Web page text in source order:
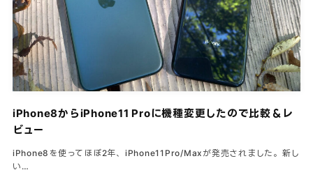
iPhone8からiPhone11 Proに機種変更したので比較＆レ
ビュー
iPhone8を使ってほぼ2年、iPhone11Pro/Maxが発売されました。新し
い…